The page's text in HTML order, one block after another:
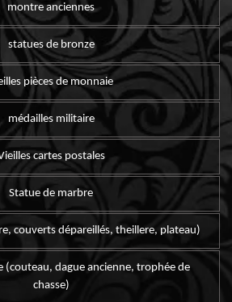
montre anciennes
statues de bronze
pièces de monnaie
médailles militaire
cartes postales
Statue de marbre
couverts dépareillés, theillere, plateau)
(couteau, dague ancienne, trophée de
chasse)